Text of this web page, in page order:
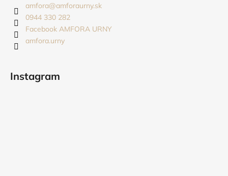
amfora@amforaurny.sk
0944 330 282
Facebook AMFORA URNY
amfora.urny
Instagram